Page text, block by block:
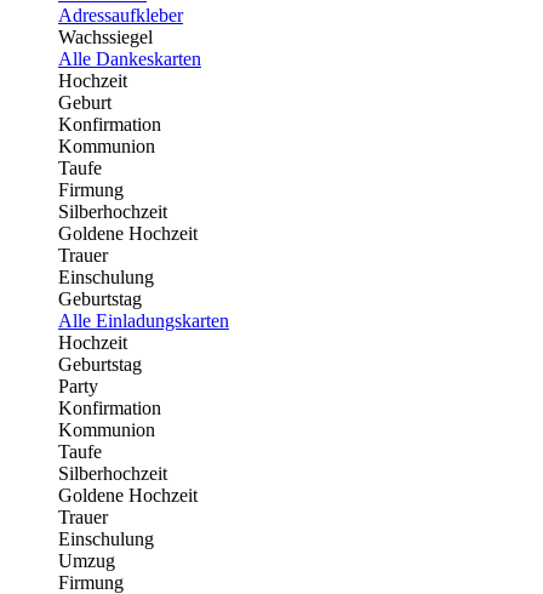
Adressaufkleber
Wachssiegel
Alle Dankeskarten
Hochzeit
Geburt
Konfirmation
Kommunion
Taufe
Firmung
Silberhochzeit
Goldene Hochzeit
Trauer
Einschulung
Geburtstag
Alle Einladungskarten
Hochzeit
Geburtstag
Party
Konfirmation
Kommunion
Taufe
Silberhochzeit
Goldene Hochzeit
Trauer
Einschulung
Umzug
Firmung